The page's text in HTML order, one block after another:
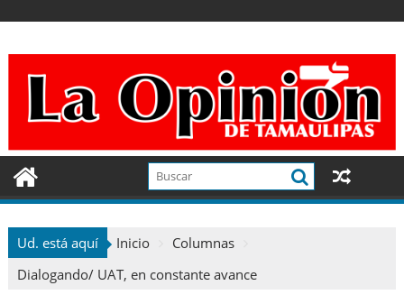
contenido
Ud. está aquí Inicio
Columnas
Dialogando/ UAT, en constante avance